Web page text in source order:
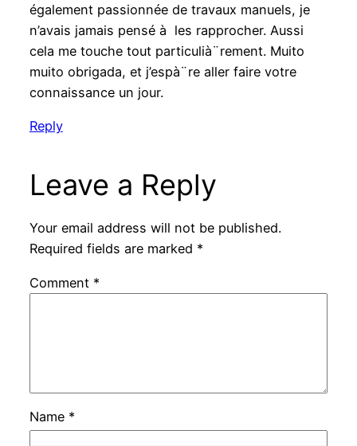
également passionnée de travaux manuels, je
n’avais jamais pensé à les rapprocher. Aussi
cela me touche tout particulià¨rement. Muito
muito obrigada, et j’espà¨re aller faire votre
connaissance un jour.
Reply
Leave a Reply
Your email address will not be published.
Required fields are marked *
Comment *
Name *